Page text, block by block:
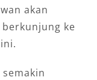
akan
ke
ini.